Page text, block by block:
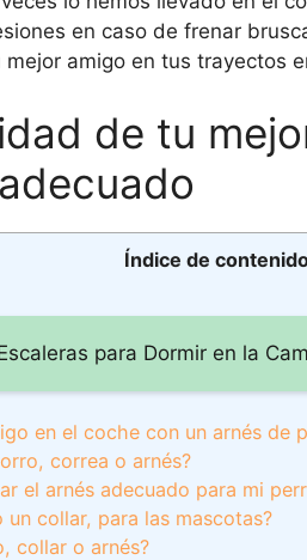
en caso de frenar
amigo en tus trayectos
de tu
Índice de
para Dormir en la
en el coche con un arnés de
correa o arnés?
el arnés adecuado para mi
collar, para las mascotas?
collar o arnés?